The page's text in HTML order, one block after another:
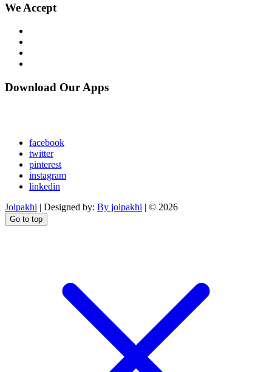
We Accept
Download Our Apps
facebook
twitter
pinterest
instagram
linkedin
Jolpakhi | Designed by: By jolpakhi | © 2026
Go to top